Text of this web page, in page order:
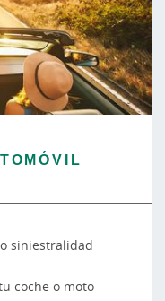
siniestralidad
coche o moto